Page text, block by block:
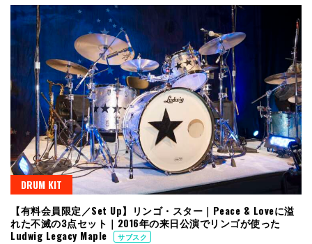
DRUM KIT
【有料会員限定／Set Up】リンゴ・スター｜Peace & Loveに溢
れた不滅の3点セット｜2016年の来日公演でリンゴが使った
Ludwig Legacy Maple
サブスク